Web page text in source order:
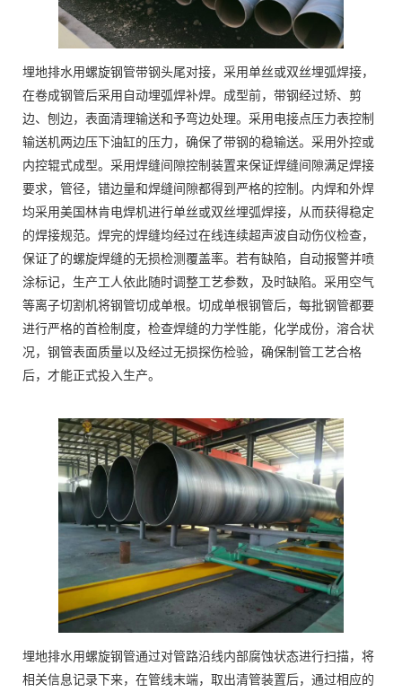
埋地排水用螺旋钢管带钢头尾对接，采用单丝或双丝埋弧焊接，
在卷成钢管后采用自动埋弧焊补焊。成型前，带钢经过矫、剪
边、刨边，表面清理输送和予弯边处理。采用电接点压力表控制
输送机两边压下油缸的压力，确保了带钢的稳输送。采用外控或
内控辊式成型。采用焊缝间隙控制装置来保证焊缝间隙满足焊接
要求，管径，错边量和焊缝间隙都得到严格的控制。内焊和外焊
均采用美国林肯电焊机进行单丝或双丝埋弧焊接，从而获得稳定
的焊接规范。焊完的焊缝均经过在线连续超声波自动伤仪检查，
保证了的螺旋焊缝的无损检测覆盖率。若有缺陷，自动报警并喷
涂标记，生产工人依此随时调整工艺参数，及时缺陷。采用空气
等离子切割机将钢管切成单根。切成单根钢管后，每批钢管都要
进行严格的首检制度，检查焊缝的力学性能，化学成份，溶合状
况，钢管表面质量以及经过无损探伤检验，确保制管工艺合格
后，才能正式投入生产。
埋地排水用螺旋钢管通过对管路沿线内部腐蚀状态进行扫描，将
相关信息记录下来，在管线末端，取出清管装置后，通过相应的